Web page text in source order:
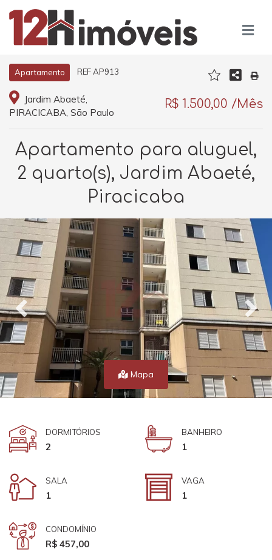
Apartamento REF AP913
Jardim Abaeté,
PIRACICABA, São Paulo
R$ 1.500,00 /Mês
Apartamento para aluguel,
2 quarto(s), Jardim Abaeté,
Piracicaba
Mapa
DORMITÓRIOS
2
BANHEIRO
1
SALA
1
VAGA
1
CONDOMÍNIO
R$ 457,00